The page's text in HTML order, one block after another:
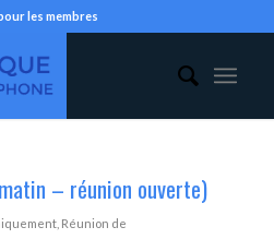
les membres
– réunion ouverte)
, Réunion de